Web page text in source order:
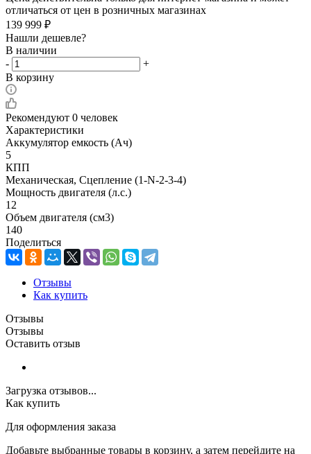
отличаться от цен в розничных магазинах
139 999 ₽
Нашли дешевле?
В наличии
-
+
В корзину
Рекомендуют 0 человек
Характеристики
Аккумулятор емкость (Ач)
5
КПП
Механическая, Сцепление (1-N-2-3-4)
Мощность двигателя (л.с.)
12
Объем двигателя (см3)
140
Поделиться
Отзывы
Как купить
Отзывы
Отзывы
Оставить отзыв
Загрузка отзывов...
Как купить
Для оформления заказа
Добавьте выбранные товары в корзину, а затем перейдите на